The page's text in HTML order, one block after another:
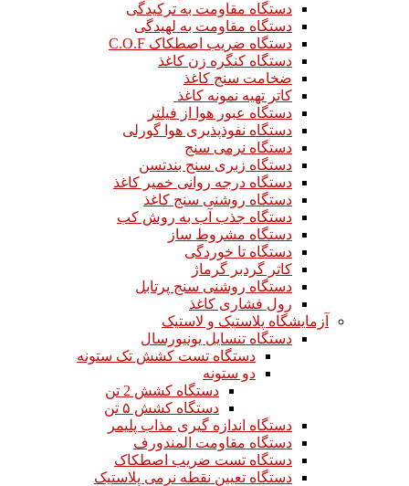
دستگاه مقاومت به ترکیدگی
دستگاه مقاومت به لهیدگی
دستگاه ضریب اصطکاک C.O.F
دستگاه کنگره زن کاغذ
ضخامت سنج کاغذ
کاتر تهیه نمونه کاغذ
دستگاه عبور هوا از فیلتر
دستگاه نفوذپذیری هوا گورلی
دستگاه نرمی سنج
دستگاه زبری سنج بندتسن
دستگاه درجه روانی خمیر کاغذ
دستگاه روشنی سنج کاغذ
دستگاه جذب آب به روش کب
دستگاه مشروط ساز
دستگاه تا خوردگی
کاتر گردبر گرماژ
دستگاه روشنی سنج پرتابل
رول فشاری کاغذ
آزمایشگاه پلاستیک و لاستیک
دستگاه تنسایل یونیورسال
دستگاه تست کشش تک ستونه
دو ستونه
دستگاه کشش 2 تن
دستگاه کشش ۵ تن
دستگاه اندازه گیری مذاب پلیمر
دستگاه مقاومت المندورف
دستگاه تست ضریب اصطکاک
دستگاه تعیین نقطه نرمی پلاستیک